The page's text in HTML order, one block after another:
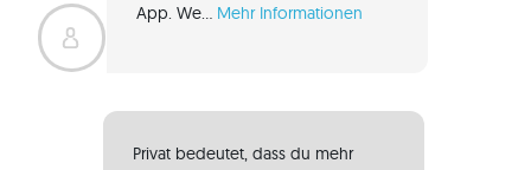
App. We... Mehr Informationen
Privat bedeutet, dass du mehr